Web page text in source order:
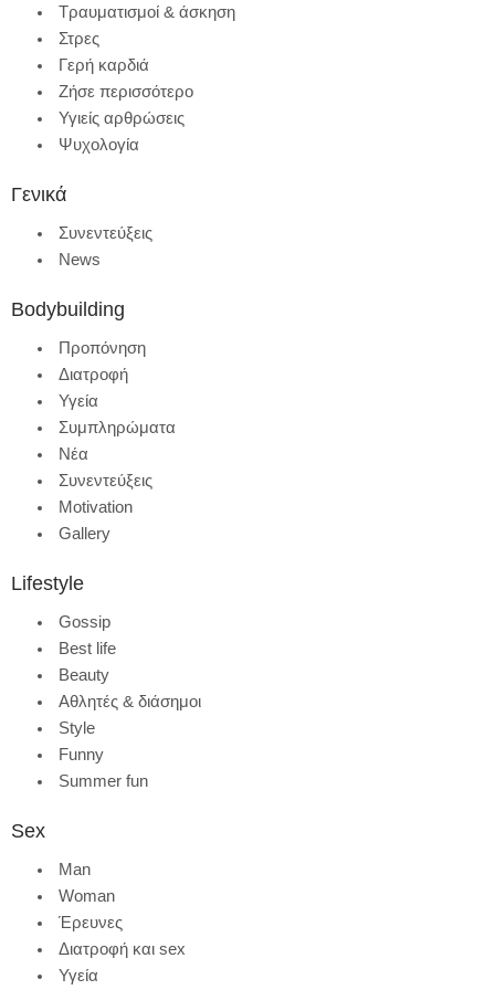
Τραυματισμοί & άσκηση
Στρες
Γερή καρδιά
Ζήσε περισσότερο
Υγιείς αρθρώσεις
Ψυχολογία
Γενικά
Συνεντεύξεις
News
Bodybuilding
Προπόνηση
Διατροφή
Υγεία
Συμπληρώματα
Νέα
Συνεντεύξεις
Motivation
Gallery
Lifestyle
Gossip
Best life
Beauty
Αθλητές & διάσημοι
Style
Funny
Summer fun
Sex
Man
Woman
Έρευνες
Διατροφή και sex
Υγεία